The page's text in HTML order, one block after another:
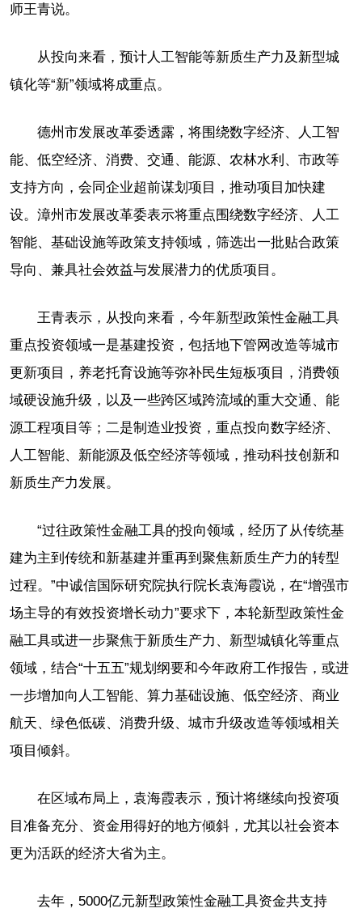
师王青说。
从投向来看，预计人工智能等新质生产力及新型城
镇化等“新”领域将成重点。
德州市发展改革委透露，将围绕数字经济、人工智
能、低空经济、消费、交通、能源、农林水利、市政等
支持方向，会同企业超前谋划项目，推动项目加快建
设。漳州市发展改革委表示将重点围绕数字经济、人工
智能、基础设施等政策支持领域，筛选出一批贴合政策
导向、兼具社会效益与发展潜力的优质项目。
王青表示，从投向来看，今年新型政策性金融工具
重点投资领域一是基建投资，包括地下管网改造等城市
更新项目，养老托育设施等弥补民生短板项目，消费领
域硬设施升级，以及一些跨区域跨流域的重大交通、能
源工程项目等；二是制造业投资，重点投向数字经济、
人工智能、新能源及低空经济等领域，推动科技创新和
新质生产力发展。
“过往政策性金融工具的投向领域，经历了从传统基
建为主到传统和新基建并重再到聚焦新质生产力的转型
过程。”中诚信国际研究院执行院长袁海霞说，在“增强市
场主导的有效投资增长动力”要求下，本轮新型政策性金
融工具或进一步聚焦于新质生产力、新型城镇化等重点
领域，结合“十五五”规划纲要和今年政府工作报告，或进
一步增加向人工智能、算力基础设施、低空经济、商业
航天、绿色低碳、消费升级、城市升级改造等领域相关
项目倾斜。
在区域布局上，袁海霞表示，预计将继续向投资项
目准备充分、资金用得好的地方倾斜，尤其以社会资本
更为活跃的经济大省为主。
去年，5000亿元新型政策性金融工具资金共支持